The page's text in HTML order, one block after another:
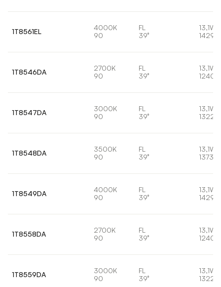
1T8561EL
4000K
90
FL
39°
13,1W
1429lm
1T8546DA
2700K
90
FL
39°
13,1W
1T8547DA
3000K
90
FL
39°
13,1W
1322lm
1T8548DA
3500K
90
FL
39°
13,1W
1373lm
1T8549DA
4000K
90
FL
39°
13,1W
1429lm
1T8558DA
2700K
90
FL
39°
13,1W
1T8559DA
3000K
90
FL
39°
13,1W
1322lm